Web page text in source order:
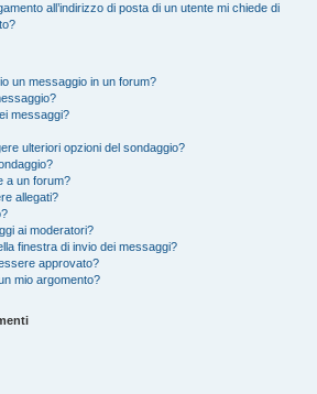
all’indirizzo di posta di un utente mi chiede di
un messaggio in un forum?
messaggi?
ulteriori opzioni del sondaggio?
a un forum?
allegati?
ai moderatori?
finestra di invio dei messaggi?
approvato?
mio argomento?